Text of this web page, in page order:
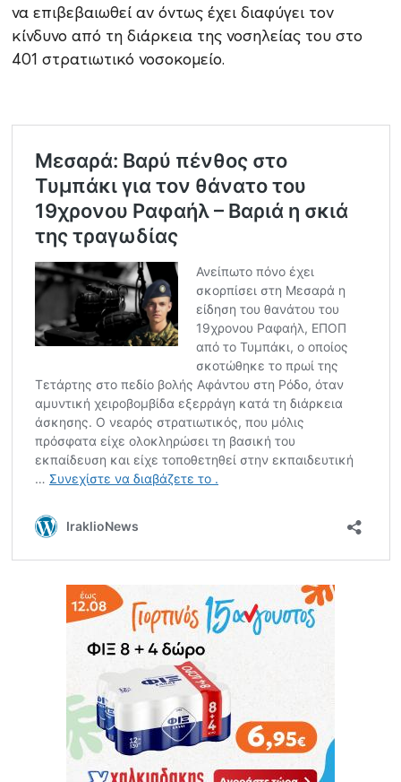
να επιβεβαιωθεί αν όντως έχει διαφύγει τον
κίνδυνο από τη διάρκεια της νοσηλείας του στο
401 στρατιωτικό νοσοκομείο.